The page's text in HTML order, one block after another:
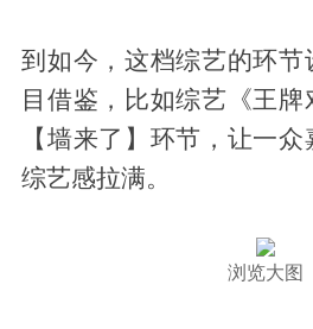
到如今，这档综艺的环节
目借鉴，比如综艺《王牌
【墙来了】环节，让一
综艺感拉满。
浏览大图